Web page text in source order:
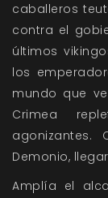
caballeros
contra el
últimos
los
mundo que
Crimea
Demonio,
Amplía el